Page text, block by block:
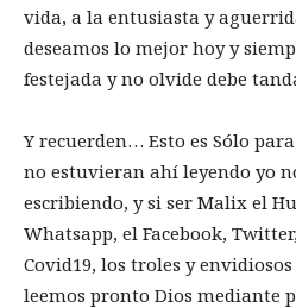
vida, a la entusiasta y
deseamos lo mejor hoy y
festejada y no olvide debe
Y recuerden… Esto es Sólo
no estuvieran ahí leyendo yo
escribiendo, y si ser Malix el
Whatsapp, el Facebook,
Covid19, los troles y
leemos pronto Dios mediante